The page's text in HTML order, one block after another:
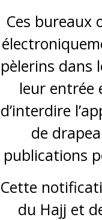
Ces bureaux
pèlerins dans
leur entrée
d’interdire
de
publications
Cette
du Hajj et